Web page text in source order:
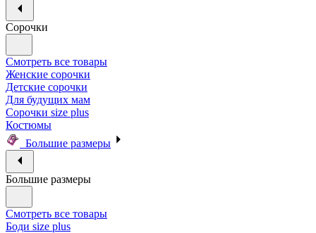
Сорочки
Смотреть все товары
Женские сорочки
Детские сорочки
Для будущих мам
Сорочки size plus
Костюмы
Большие размеры
Большие размеры
Смотреть все товары
Боди size plus